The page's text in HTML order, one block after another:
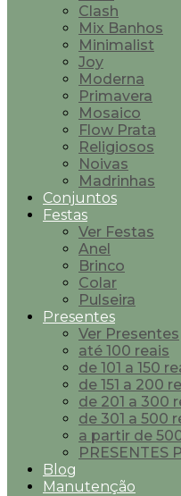
Clash
Mix Banhos
Minimalist
Joy
Moderna
Primavera
Mosaico
Flow Prata
Religiosos
Noivas
Madrinhas
Conjuntos
Festas
Ver Festas
Anel
Brinco
Colar
Pulseira
Presentes
Ver Presentes
até 100 reais
de 101 a 150
de 151 a 200
de 201 a 300
de 301 a 500
a partir de
PRESENTES
Blog
Manutenção